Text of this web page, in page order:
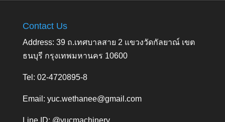
Contact Us
Address: 39 ถ.เทศบาลสาย 2 แขวงวัดกัลยาณ์ เขต
ธนบุรี กรุงเทพมหานคร 10600
Tel: 02-4720895-8
Email: yuc.wethanee@gmail.com